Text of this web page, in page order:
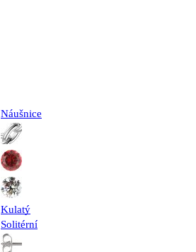
Náušnice
Kulatý
Solitérní